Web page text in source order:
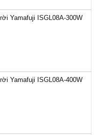
Yamafuji ISGL08A-300W
Yamafuji ISGL08A-400W